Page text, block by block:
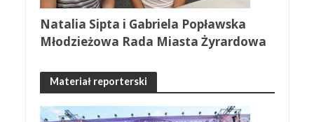
Natalia Sipta i Gabriela Popławska
Młodzieżowa Rada Miasta Żyrardowa
Materiał reporterski